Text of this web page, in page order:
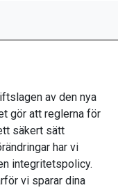
av den nya
gör att reglerna för
säkert sätt
har vi
integritetspolicy.
vi sparar dina